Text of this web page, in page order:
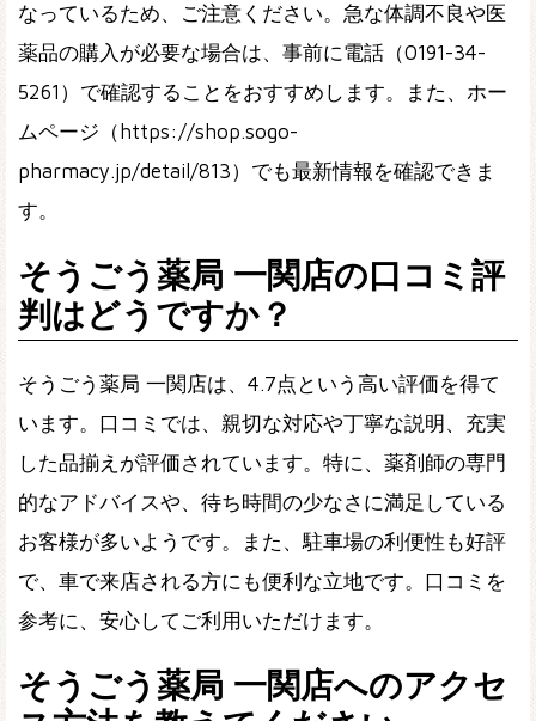
なっているため、ご注意ください。急な体調不良や医
薬品の購入が必要な場合は、事前に電話（0191-34-
5261）で確認することをおすすめします。また、ホー
ムページ（https://shop.sogo-
pharmacy.jp/detail/813）でも最新情報を確認できま
す。
そうごう薬局 一関店の口コミ評
判はどうですか？
そうごう薬局 一関店は、4.7点という高い評価を得て
います。口コミでは、親切な対応や丁寧な説明、充実
した品揃えが評価されています。特に、薬剤師の専門
的なアドバイスや、待ち時間の少なさに満足している
お客様が多いようです。また、駐車場の利便性も好評
で、車で来店される方にも便利な立地です。口コミを
参考に、安心してご利用いただけます。
そうごう薬局 一関店へのアクセ